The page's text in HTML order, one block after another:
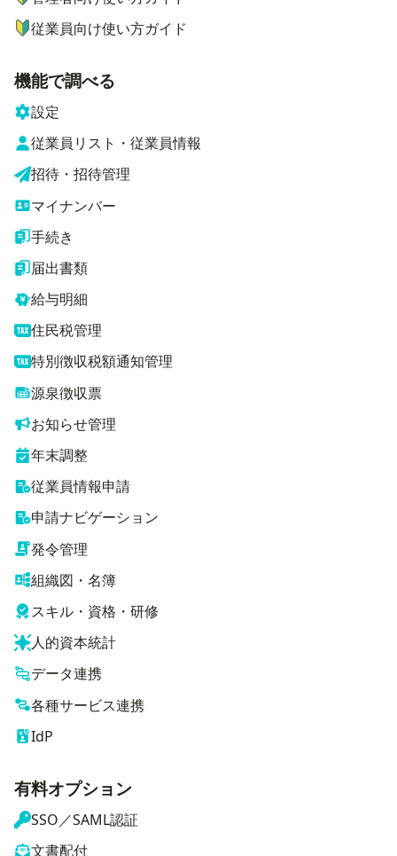
従業員向け使い方ガイド
機能で調べる
設定
従業員リスト・従業員情報
招待・招待管理
マイナンバー
手続き
届出書類
給与明細
住民税管理
特別徴収税額通知管理
源泉徴収票
お知らせ管理
年末調整
従業員情報申請
申請ナビゲーション
発令管理
組織図・名簿
スキル・資格・研修
人的資本統計
データ連携
各種サービス連携
IdP
有料オプション
SSO／SAML認証
文書配付